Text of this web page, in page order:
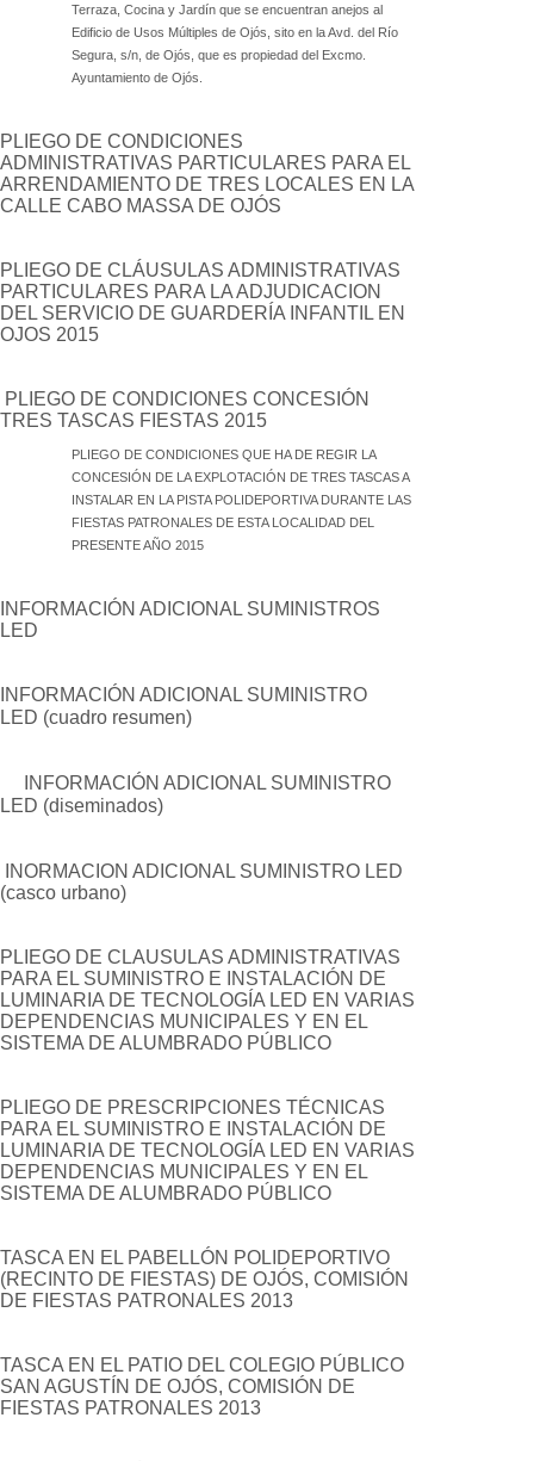
Terraza, Cocina y Jardín que se encuentran anejos al
Edificio de Usos Múltiples de Ojós, sito en la Avd. del Río
Segura, s/n, de Ojós, que es propiedad del Excmo.
Ayuntamiento de Ojós.
PLIEGO DE CONDICIONES
ADMINISTRATIVAS PARTICULARES PARA EL
ARRENDAMIENTO DE TRES LOCALES EN LA
CALLE CABO MASSA DE OJÓS
PLIEGO DE CLÁUSULAS ADMINISTRATIVAS
PARTICULARES PARA LA ADJUDICACION
DEL SERVICIO DE GUARDERÍA INFANTIL EN
OJOS 2015
PLIEGO DE CONDICIONES CONCESIÓN
TRES TASCAS FIESTAS 2015
PLIEGO DE CONDICIONES QUE HA DE REGIR LA
CONCESIÓN DE LA EXPLOTACIÓN DE TRES TASCAS A
INSTALAR EN LA PISTA POLIDEPORTIVA DURANTE LAS
FIESTAS PATRONALES DE ESTA LOCALIDAD DEL
PRESENTE AÑO 2015
INFORMACIÓN ADICIONAL SUMINISTROS
LED
INFORMACIÓN ADICIONAL SUMINISTRO
LED (cuadro resumen)
INFORMACIÓN ADICIONAL SUMINISTRO
LED (diseminados)
INORMACION ADICIONAL SUMINISTRO LED
(casco urbano)
PLIEGO DE CLAUSULAS ADMINISTRATIVAS
PARA EL SUMINISTRO E INSTALACIÓN DE
LUMINARIA DE TECNOLOGÍA LED EN VARIAS
DEPENDENCIAS MUNICIPALES Y EN EL
SISTEMA DE ALUMBRADO PÚBLICO
PLIEGO DE PRESCRIPCIONES TÉCNICAS
PARA EL SUMINISTRO E INSTALACIÓN DE
LUMINARIA DE TECNOLOGÍA LED EN VARIAS
DEPENDENCIAS MUNICIPALES Y EN EL
SISTEMA DE ALUMBRADO PÚBLICO
TASCA EN EL PABELLÓN POLIDEPORTIVO
(RECINTO DE FIESTAS) DE OJÓS, COMISIÓN
DE FIESTAS PATRONALES 2013
TASCA EN EL PATIO DEL COLEGIO PÚBLICO
SAN AGUSTÍN DE OJÓS, COMISIÓN DE
FIESTAS PATRONALES 2013